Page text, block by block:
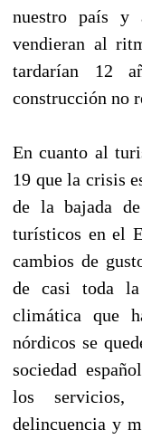
nuestro país y
vendieran al
tardarían 12
construcción no
En cuanto al
19 que la crisis
de la bajada
turísticos en el
cambios de
de casi toda la
climática que
nórdicos se
sociedad
los servicios,
delincuencia y